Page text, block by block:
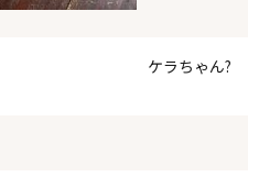
ケラちゃん?